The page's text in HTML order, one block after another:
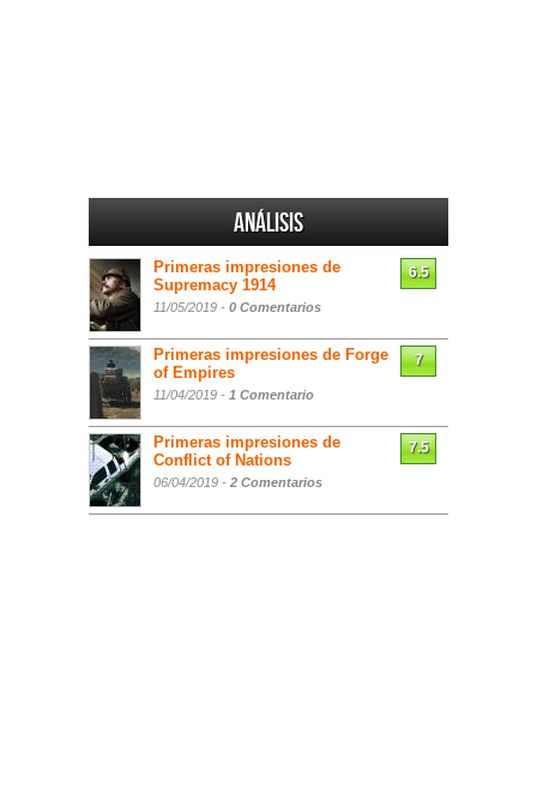
Análisis
Primeras impresiones de
Supremacy 1914
11/05/2019 - 0 Comentarios
6.5
Primeras impresiones de Forge
of Empires
11/04/2019 - 1 Comentario
7
Primeras impresiones de
Conflict of Nations
06/04/2019 - 2 Comentarios
7.5